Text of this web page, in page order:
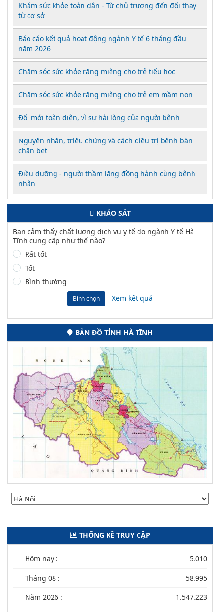
Khám sức khỏe toàn dân - Từ chủ trương đến đổi thay
từ cơ sở
Báo cáo kết quả hoạt động ngành Y tế 6 tháng đầu
năm 2026
Chăm sóc sức khỏe răng miệng cho trẻ tiểu học
Chăm sóc sức khỏe răng miệng cho trẻ em mầm non
Đổi mới toàn diện, vì sự hài lòng của người bệnh
Nguyên nhân, triệu chứng và cách điều trị bệnh bàn
chân bẹt
Điều dưỡng - người thầm lặng đồng hành cùng bệnh
nhân
KHẢO SÁT
Bạn cảm thấy chất lượng dịch vụ y tế do ngành Y tế Hà
Tĩnh cung cấp như thế nào?
Rất tốt
Tốt
Bình thường
Bình chọn Xem kết quả
BẢN ĐỒ TỈNH HÀ TĨNH
THỐNG KÊ TRUY CẬP
Hôm nay : 5.010
Tháng 08 : 58.995
Năm 2026 : 1.547.223